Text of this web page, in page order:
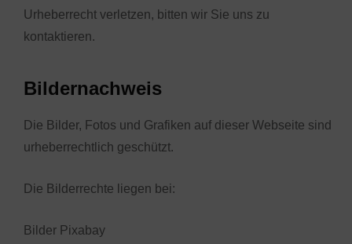
Urheberrecht verletzen, bitten wir Sie uns zu
kontaktieren.
Bildernachweis
Die Bilder, Fotos und Grafiken auf dieser Webseite sind
urheberrechtlich geschützt.
Die Bilderrechte liegen bei:
Bilder Pixabay